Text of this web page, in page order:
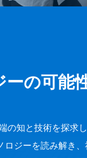
ーの可能
の知と技術を探求
ロジーを読み解き